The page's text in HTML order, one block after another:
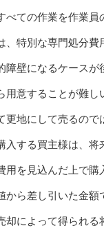
ての作業を作業
特別な専門処分
壁になるケースが
意することが難
地にして売るの
する買主様は、
を見込んだ上で
ら差し引いた金
によって得られ